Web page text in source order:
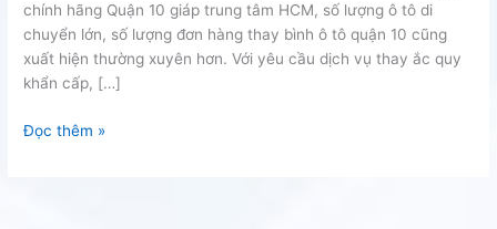
chính hãng Quận 10 giáp trung tâm HCM, số lượng ô tô di
chuyển lớn, số lượng đơn hàng thay bình ô tô quận 10 cũng
xuất hiện thường xuyên hơn. Với yêu cầu dịch vụ thay ắc quy
khẩn cấp, […]
Thay
Đọc thêm »